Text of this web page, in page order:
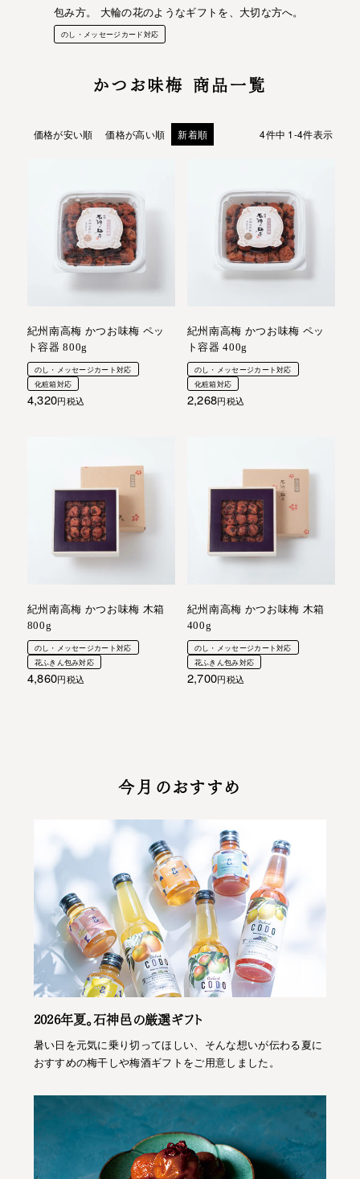
包み方。 大輪の花のようなギフトを、大切な方へ。
のし・メッセージカード対応
かつお味梅 商品一覧
価格が安い順 価格が高い順 新着順 4件中 1-4件表示
紀州南高梅 かつお味梅 ペッ
ト容器 800g
のし・メッセージカート対応
化粧箱対応
4,320 税込
紀州南高梅 かつお味梅 ペッ
ト容器 400g
のし・メッセージカート対応
化粧箱対応
2,268 税込
紀州南高梅 かつお味梅 木箱
800g
のし・メッセージカート対応
花ふきん包み対応
4,860 税込
紀州南高梅 かつお味梅 木箱
400g
のし・メッセージカート対応
花ふきん包み対応
2,700 税込
今月のおすすめ
2026年夏。石神邑の厳選ギフト
暑い日を元気に乗り切ってほしい、そんな想いが伝わる夏に
おすすめの梅干しや梅酒ギフトをご用意しました。